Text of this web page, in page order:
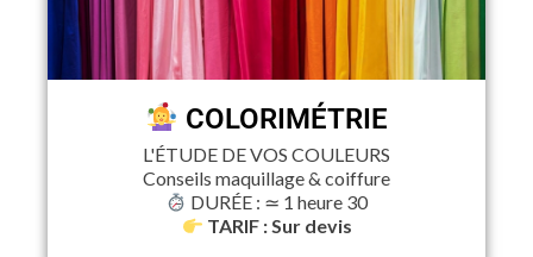
COLORIMÉTRIE
L'ÉTUDE DE VOS COULEURS
Conseils maquillage & coiffure
DURÉE : ≃ 1 heure 30
TARIF : Sur devis